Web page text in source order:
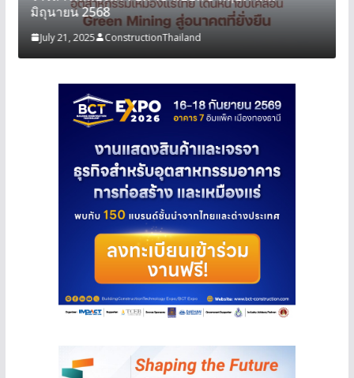
มิถุนายน 2568
July 21, 2025 ConstructionThailand